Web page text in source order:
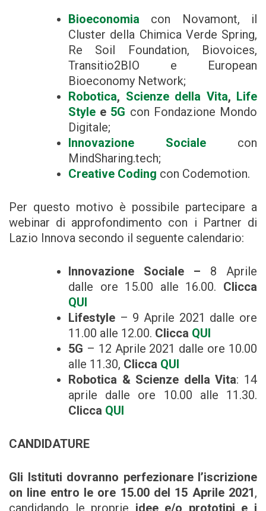
Bioeconomia con Novamont, il
Cluster della Chimica Verde Spring,
Re Soil Foundation, Biovoices,
Transitio2BIO e European
Bioeconomy Network;
Robotica, Scienze della Vita, Life
Style e 5G con Fondazione Mondo
Digitale;
Innovazione Sociale con
MindSharing.tech;
Creative Coding con Codemotion.
Per questo motivo è possibile partecipare a
webinar di approfondimento con i Partner di
Lazio Innova secondo il seguente calendario:
Innovazione Sociale – 8 Aprile
dalle ore 15.00 alle 16.00. Clicca
QUI
Lifestyle – 9 Aprile 2021 dalle ore
11.00 alle 12.00. Clicca QUI
5G – 12 Aprile 2021 dalle ore 10.00
alle 11.30, Clicca QUI
Robotica & Scienze della Vita: 14
aprile dalle ore 10.00 alle 11.30.
Clicca QUI
CANDIDATURE
Gli Istituti dovranno perfezionare l’iscrizione
on line entro le ore 15.00 del 15 Aprile 2021,
candidando le proprie idee e/o prototipi e i